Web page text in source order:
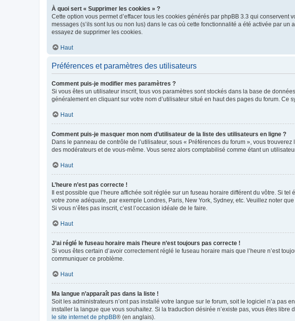
À quoi sert « Supprimer les cookies » ?
Cette option vous permet d’effacer tous les cookies générés par phpBB 3.3 qui
messages (s’ils sont lus ou non lus) dans le cas où cette fonctionnalité a été activée par
essayez de supprimer les cookies.
Haut
Préférences et paramètres des utilisateurs
Comment puis-je modifier mes paramètres ?
Si vous êtes un utilisateur inscrit, tous vos paramètres sont stockés dans la base de
généralement en cliquant sur votre nom d’utilisateur situé en haut des pages du forum. Ce
Haut
Comment puis-je masquer mon nom d’utilisateur de la liste des utilisateurs en ligne ?
Dans le panneau de contrôle de l’utilisateur, sous « Préférences du forum », vous
des modérateurs et de vous-même. Vous serez alors comptabilisé comme étant un
Haut
L’heure n’est pas correcte !
Il est possible que l’heure affichée soit réglée sur un fuseau horaire différent du vôtre. Si
votre zone adéquate, par exemple Londres, Paris, New York, Sydney, etc. Veuillez noter
Si vous n’êtes pas inscrit, c’est l’occasion idéale de le faire.
Haut
J’ai réglé le fuseau horaire mais l’heure n’est toujours pas correcte !
Si vous êtes certain d’avoir correctement réglé le fuseau horaire mais que l’heure n’est
communiquer ce problème.
Haut
Ma langue n’apparaît pas dans la liste !
Soit les administrateurs n’ont pas installé votre langue sur le forum, soit le logiciel n’a pas
installer la langue que vous souhaitez. Si la traduction désirée n’existe pas, vous êtes
le site internet de phpBB® (en anglais).